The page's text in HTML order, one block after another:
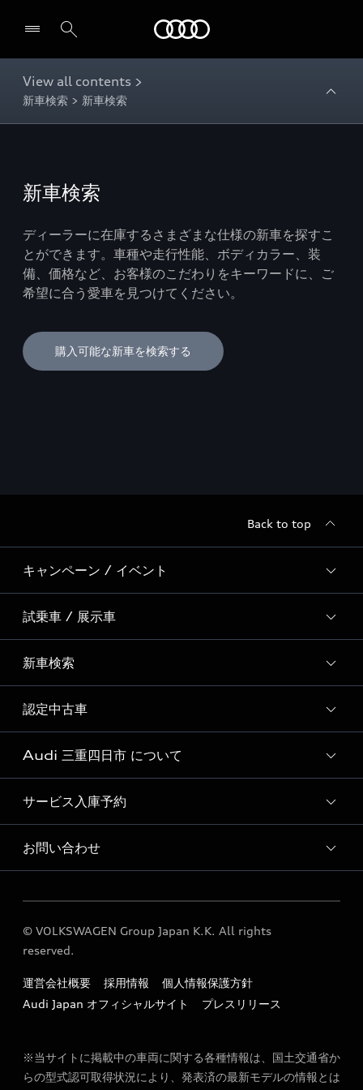
View all contents >
新車検索 > 新車検索
新車検索
ディーラーに在庫するさまざまな仕様の新車を探すこ
とができます。車種や走行性能、ボディカラー、装
備、価格など、お客様のこだわりをキーワードに、ご
希望に合う愛車を見つけてください。
購入可能な新車を検索する
Back to top
キャンペーン / イベント
全国統一イベント
ディーラー独自イベント
試乗車 / 展示車
試乗予約
試乗車・展示車一覧
新車検索
新車検索
認定中古車
おすすめ認定中古車
Audi認定中古車検索
Audi 三重四日市 について
Audi 三重四日市 店舗情報
Audi 三重四日市 認定中古車コーナー
Audi 三重四日市 運営会社概要
定期点検 / 車検 料金表
Audi 三重四日市 公式LINEアカウント
サービス入庫予約
Audi 三重四日市 サービス入庫予約
お問い合わせ
各種お問い合わせ
© VOLKSWAGEN Group Japan K.K. All rights
reserved.
運営会社概要 採用情報
個人情報保護方針
Audi Japan オフィシャルサイト
プレスリリース
※当サイトに掲載中の車両に関する各種情報は、国土交通省か
らの型式認可取得状況により、発表済の最新モデルの情報とは